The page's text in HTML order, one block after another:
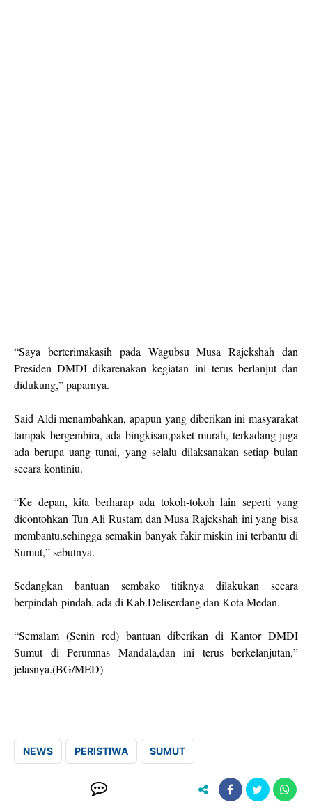
“Saya berterimakasih pada Wagubsu Musa Rajekshah dan
Presiden DMDI dikarenakan kegiatan ini terus berlanjut dan
didukung,” paparnya.
Said Aldi menambahkan, apapun yang diberikan ini masyarakat
tampak bergembira, ada bingkisan,paket murah, terkadang juga
ada berupa uang tunai, yang selalu dilaksanakan setiap bulan
secara kontiniu.
“Ke depan, kita berharap ada tokoh-tokoh lain seperti yang
dicontohkan Tun Ali Rustam dan Musa Rajekshah ini yang bisa
membantu,sehingga semakin banyak fakir miskin ini terbantu di
Sumut,” sebutnya.
Sedangkan bantuan sembako titiknya dilakukan secara
berpindah-pindah, ada di Kab.Deliserdang dan Kota Medan.
“Semalam (Senin red) bantuan diberikan di Kantor DMDI
Sumut di Perumnas Mandala,dan ini terus berkelanjutan,”
jelasnya.(BG/MED)
NEWS PERISTIWA SUMUT